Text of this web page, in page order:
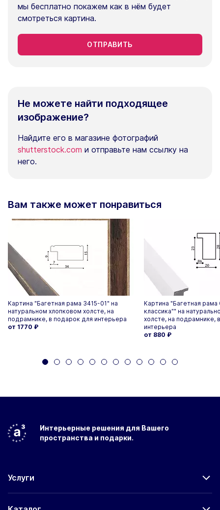
мы бесплатно покажем как в нём будет
смотреться картина.
ОТПРАВИТЬ
Не можете найти подходящее
изображение?
Найдите его в магазине фотографий
shutterstock.com и отправьте нам ссылку на
него.
Вам также может понравиться
Картина "Багетная рама 3415-01" на
натуральном хлопковом холсте, на
подрамнике, в подарок для интерьера
от 1770 ₽
Картина "Багетная рама
классика"" на
холсте, на подрамнике,
интерьера
от 880 ₽
Интерьерные решения для Вашего
пространства и подарки.
Услуги